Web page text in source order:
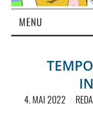
MENU
MAGAZIN
ÜBER UNS
4. MAI 2022